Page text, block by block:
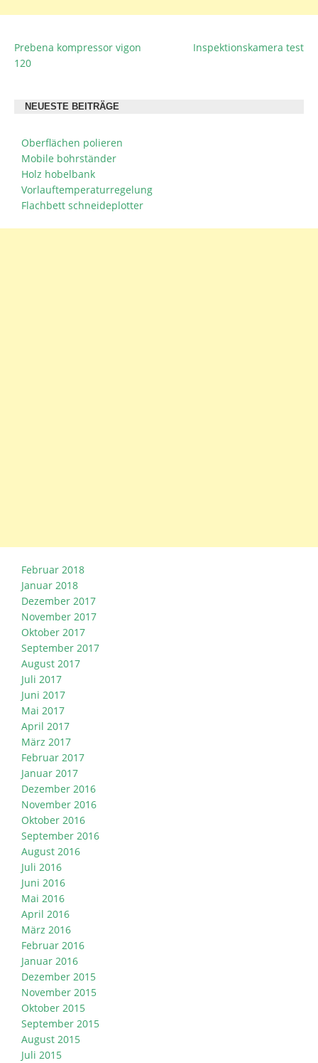
BEITRAGSNAVIGATION
Prebena kompressor vigon
120
Inspektionskamera test
NEUESTE BEITRÄGE
Oberflächen polieren
Mobile bohrständer
Holz hobelbank
Vorlauftemperaturregelung
Flachbett schneideplotter
Februar 2018
Januar 2018
Dezember 2017
November 2017
Oktober 2017
September 2017
August 2017
Juli 2017
Juni 2017
Mai 2017
April 2017
März 2017
Februar 2017
Januar 2017
Dezember 2016
November 2016
Oktober 2016
September 2016
August 2016
Juli 2016
Juni 2016
Mai 2016
April 2016
März 2016
Februar 2016
Januar 2016
Dezember 2015
November 2015
Oktober 2015
September 2015
August 2015
Juli 2015